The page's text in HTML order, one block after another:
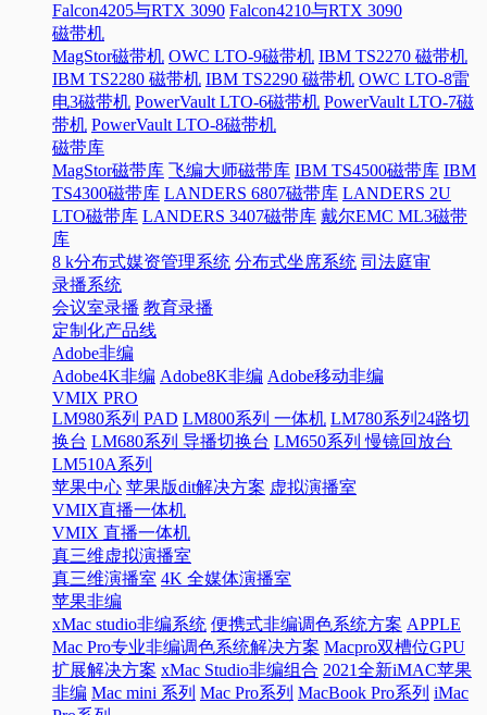
Falcon4205与RTX 3090 Falcon4210与RTX 3090
磁带机
MagStor磁带机 OWC LTO-9磁带机 IBM TS2270 磁带机
IBM TS2280 磁带机 IBM TS2290 磁带机 OWC LTO-8雷
电3磁带机 PowerVault LTO-6磁带机 PowerVault LTO-7磁
带机 PowerVault LTO-8磁带机
磁带库
MagStor磁带库 飞编大师磁带库 IBM TS4500磁带库 IBM
TS4300磁带库 LANDERS 6807磁带库 LANDERS 2U
LTO磁带库 LANDERS 3407磁带库 戴尔EMC ML3磁带
库
8 k分布式媒资管理系统 分布式坐席系统 司法庭审
录播系统
会议室录播 教育录播
定制化产品线
Adobe非编
Adobe4K非编 Adobe8K非编 Adobe移动非编
VMIX PRO
LM980系列 PAD LM800系列 一体机 LM780系列24路切
换台 LM680系列 导播切换台 LM650系列 慢镜回放台
LM510A系列
苹果中心 苹果版dit解决方案 虚拟演播室
VMIX直播一体机
VMIX 直播一体机
真三维虚拟演播室
真三维演播室 4K 全媒体演播室
苹果非编
xMac studio非编系统 便携式非编调色系统方案 APPLE
Mac Pro专业非编调色系统解决方案 Macpro双槽位GPU
扩展解决方案 xMac Studio非编组合 2021全新iMAC苹果
非编 Mac mini 系列 Mac Pro系列 MacBook Pro系列 iMac